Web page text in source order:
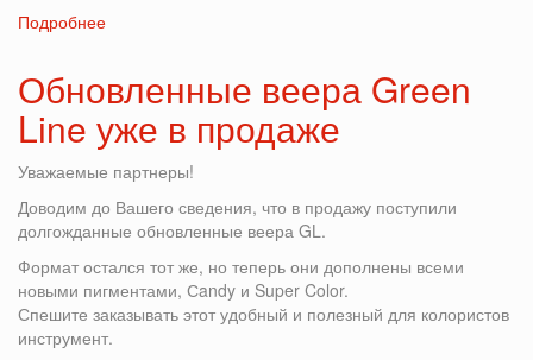
Подробнее
-
РЕКОМЕНДУЕТСЯ
УСТАНОВИТЬ!
Обновленные веера Green
Line уже в продаже
Уважаемые партнеры!
Доводим до Вашего сведения, что в продажу поступили
долгожданные обновленные веера GL.
Формат остался тот же, но теперь они дополнены всеми
новыми пигментами, Сandy и Super Color.
Спешите заказывать этот удобный и полезный для колористов
инструмент.